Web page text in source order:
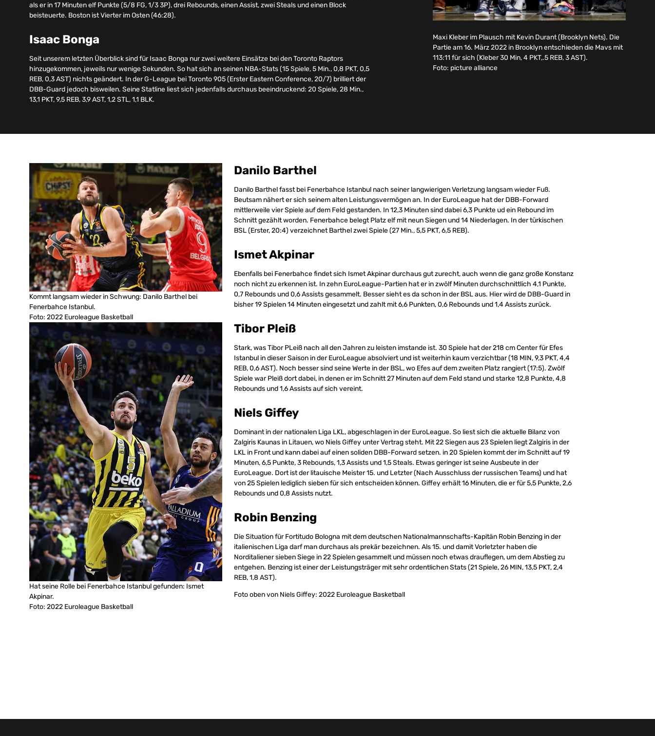
als er in 17 Minuten elf Punkte (5/8 FG, 1/3 3P), drei Rebounds, einen Assist, zwei Steals und einen Block
beisteuerte. Boston ist Vierter im Osten (46:28).
Isaac Bonga
Seit unserem letzten Überblick sind für Isaac Bonga nur zwei weitere Einsätze bei den Toronto Raptors
hinzugekommen, jeweils nur wenige Sekunden. So hat sich an seinen NBA-Stats (15 Spiele, 5 Min., 0,8 PKT, 0,5
REB, 0,3 AST) nichts geändert. In der G-League bei Toronto 905 (Erster Eastern Conference, 20/7) brilliert der
DBB-Guard jedoch bisweilen. Seine Statline liest sich jedenfalls durchaus beeindruckend: 20 Spiele, 28 Min.,
13,1 PKT, 9,5 REB, 3,9 AST, 1,2 STL, 1,1 BLK.
Maxi Kleber im Plausch mit Kevin Durant (Brooklyn Nets). Die
Partie am 16. März 2022 in Brooklyn entschieden die Mavs mit
113:11 für sich (Kleber 30 Min, 4 PKT,.5 REB, 3 AST).
Foto: picture alliance
Kommt langsam wieder in Schwung: Danilo Barthel bei
Fenerbahce Istanbul.
Foto: 2022 Euroleague Basketball
Hat seine Rolle bei Fenerbahce Istanbul gefunden: Ismet
Akpinar.
Foto: 2022 Euroleague Basketball
Danilo Barthel
Danilo Barthel fasst bei Fenerbahce Istanbul nach seiner langwierigen Verletzung langsam wieder Fuß.
Beutsam nähert er sich seinem alten Leistungsvermögen an. In der EuroLeague hat der DBB-Forward
mittlerweile vier Spiele auf dem Feld gestanden. In 12,3 Minuten sind dabei 6,3 Punkte ud ein Rebound im
Schnitt gezählt worden. Fenerbahce belegt Platz elf mit neun Siegen und 14 Niederlagen. In der türkischen
BSL (Erster, 20:4) verzeichnet Barthel zwei Spiele (27 Min., 5,5 PKT, 6,5 REB).
Ismet Akpinar
Ebenfalls bei Fenerbahce findet sich Ismet Akpinar durchaus gut zurecht, auch wenn die ganz große Konstanz
noch nicht zu erkennen ist. In zehn EuroLeague-Partien hat er in zwölf Minuten durchschnittlich 4,1 Punkte,
0,7 Rebounds und 0,6 Assists gesammelt. Besser sieht es da schon in der BSL aus. Hier wird de DBB-Guard in
bisher 19 Spielen 14 Minuten eingesetzt und zahlt mit 6,6 Punkten, 0,6 Rebounds und 1,4 Assists zurück.
Tibor Pleiß
Stark, was Tibor PLeiß nach all den Jahren zu leisten imstande ist. 30 Spiele hat der 218 cm Center für Efes
Istanbul in dieser Saison in der EuroLeague absolviert und ist weiterhin kaum verzichtbar (18 MIN, 9,3 PKT, 4,4
REB, 0,6 AST). Noch besser sind seine Werte in der BSL, wo Efes auf dem zweiten Platz rangiert (17:5). Zwölf
Spiele war Pleiß dort dabei, in denen er im Schnitt 27 Minuten auf dem Feld stand und starke 12,8 Punkte, 4,8
Rebounds und 1,6 Assists auf sich vereint.
Niels Giffey
Dominant in der nationalen Liga LKL, abgeschlagen in der EuroLeague. So liest sich die aktuelle Bilanz von
Zalgiris Kaunas in Litauen, wo Niels Giffey unter Vertrag steht. Mit 22 Siegen aus 23 Spielen liegt Zalgiris in der
LKL in Front und kann dabei auf einen soliden DBB-Forward setzen. in 20 Spielen kommt der im Schnitt auf 19
Minuten, 6,5 Punkte, 3 Rebounds, 1,3 Assists und 1,5 Steals. Etwas geringer ist seine Ausbeute in der
EuroLeague. Dort ist der litauische Meister 15. und Letzter (Nach Ausschluss der russischen Teams) und hat
von 25 Spielen lediglich sieben für sich entscheiden können. Giffey erhält 16 Minuten, die er für 5,5 Punkte, 2,6
Rebounds und 0,8 Assists nutzt.
Robin Benzing
Die Situation für Fortitudo Bologna mit dem deutschen Nationalmannschafts-Kapitän Robin Benzing in der
italienischen Liga darf man durchaus als prekär bezeichnen. Als 15. und damit Vorletzter haben die
Norditaliener sieben Siege in 22 Spielen gesammelt und müssen noch etwas drauflegen, um dem Abstieg zu
entgehen. Benzing ist einer der Leistungsträger mit sehr ordentlichen Stats (21 Spiele, 26 MIN, 13,5 PKT, 2,4
REB, 1,8 AST).
Foto oben von Niels Giffey: 2022 Euroleague Basketball